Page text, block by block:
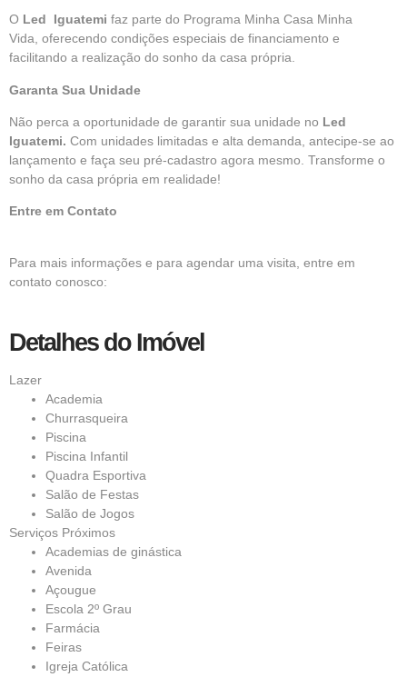
O Led Iguatemi faz parte do Programa Minha Casa Minha
Vida, oferecendo condições especiais de financiamento e
facilitando a realização do sonho da casa própria.
Garanta Sua Unidade
Não perca a oportunidade de garantir sua unidade no Led
Iguatemi. Com unidades limitadas e alta demanda, antecipe-se ao
lançamento e faça seu pré-cadastro agora mesmo. Transforme o
sonho da casa própria em realidade!
Entre em Contato
Para mais informações e para agendar uma visita, entre em
contato conosco:
Detalhes do Imóvel
Lazer
Academia
Churrasqueira
Piscina
Piscina Infantil
Quadra Esportiva
Salão de Festas
Salão de Jogos
Serviços Próximos
Academias de ginástica
Avenida
Açougue
Escola 2º Grau
Farmácia
Feiras
Igreja Católica